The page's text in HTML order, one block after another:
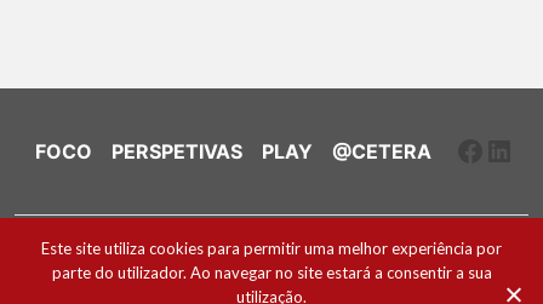
FOCO PERSPETIVAS PLAY @CETERA
Ficha Técnica e Estatuto Editorial
Política de Cookies
Este site utiliza cookies para permitir uma melhor experiência por
parte do utilizador. Ao navegar no site estará a consentir a sua
utilização.